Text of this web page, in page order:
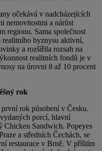
očekává v nadcházejících
nemovitostmi a nárůst
regionu. Sama společnost
byznysu aktivní,
a rozšířila rozsah na
realitních fondů je v
na úrovni 8 až 10 procent
rok
rok působení v Česku.
porcí, hlavní
Chicken Sandwich. Popeyes
a středních Čechách, se
restaurace v Brně. V příštím